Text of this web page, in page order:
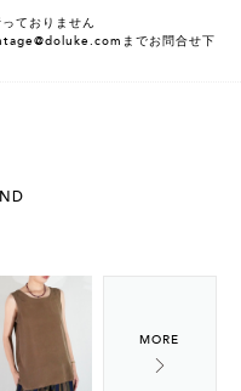
ておりません
までお問合せ下